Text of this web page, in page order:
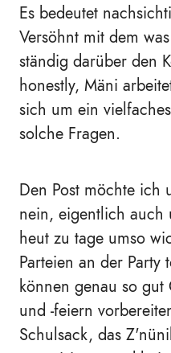
Es bedeutet
Versöhnt mit dem
ständig darüber den
honestly, Mäni
sich um ein
solche Fragen.
Den Post möchte ich
nein, eigentlich auch
heut zu tage umso
Parteien an der
können genau so gut
und -feiern
Schulsack, das